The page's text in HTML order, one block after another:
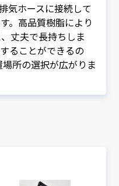
気ホースに接続して
。高品質樹脂により
丈夫で長持ちしま
ることができるの
所の選択が広がりま